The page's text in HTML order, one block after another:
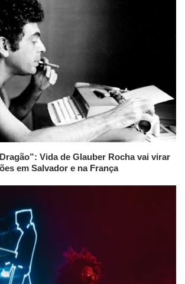
Vida de Glauber Rocha vai virar
em Salvador e na França